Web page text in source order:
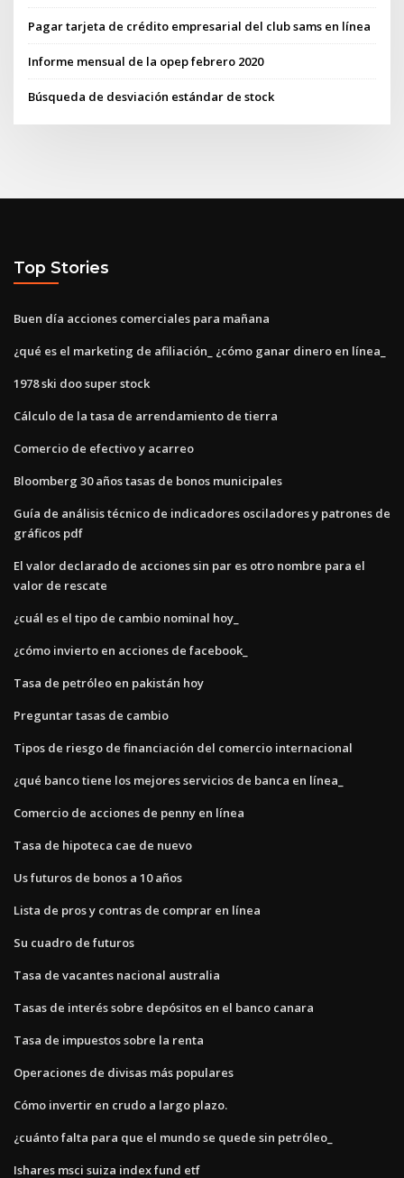
Pagar tarjeta de crédito empresarial del club sams en línea
Informe mensual de la opep febrero 2020
Búsqueda de desviación estándar de stock
Top Stories
Buen día acciones comerciales para mañana
¿qué es el marketing de afiliación_ ¿cómo ganar dinero en línea_
1978 ski doo super stock
Cálculo de la tasa de arrendamiento de tierra
Comercio de efectivo y acarreo
Bloomberg 30 años tasas de bonos municipales
Guía de análisis técnico de indicadores osciladores y patrones de
gráficos pdf
El valor declarado de acciones sin par es otro nombre para el
valor de rescate
¿cuál es el tipo de cambio nominal hoy_
¿cómo invierto en acciones de facebook_
Tasa de petróleo en pakistán hoy
Preguntar tasas de cambio
Tipos de riesgo de financiación del comercio internacional
¿qué banco tiene los mejores servicios de banca en línea_
Comercio de acciones de penny en línea
Tasa de hipoteca cae de nuevo
Us futuros de bonos a 10 años
Lista de pros y contras de comprar en línea
Su cuadro de futuros
Tasa de vacantes nacional australia
Tasas de interés sobre depósitos en el banco canara
Tasa de impuestos sobre la renta
Operaciones de divisas más populares
Cómo invertir en crudo a largo plazo.
¿cuánto falta para que el mundo se quede sin petróleo_
Ishares msci suiza index fund etf